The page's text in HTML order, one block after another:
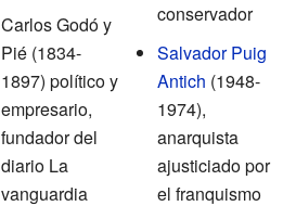
Carlos Godó y
Pié (1834-
1897) político y
empresario,
fundador del
diario La
vanguardia
conservador
Salvador Puig
Antich (1948-
1974),
anarquista
ajusticiado por
el franquismo